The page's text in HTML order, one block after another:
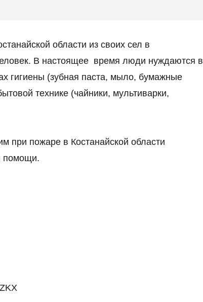
области из своих сел в
В настоящее время люди нуждаются в
гигиены (зубная паста, мыло, бумажные
технике (чайники, мультиварки,
при пожаре в Костанайской области
помощи.